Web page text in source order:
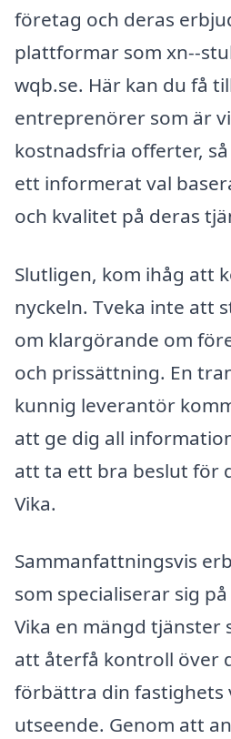
företag och deras
plattformar som xn--
wqb.se. Här kan du få
entreprenörer som är
kostnadsfria offerter,
ett informerat val
och kvalitet på deras
Slutligen, kom ihåg att
nyckeln. Tveka inte att
om klargörande om
och prissättning. En
kunnig leverantör
att ge dig all
att ta ett bra beslut för
Vika.
Sammanfattningsvis
som specialiserar sig
Vika en mängd tjänster
att återfå kontroll över
förbättra din fastighets
utseende. Genom att